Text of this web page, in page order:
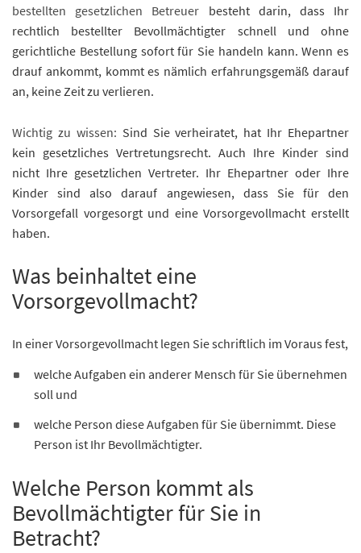
bestellten gesetzlichen Betreuer besteht darin, dass Ihr
rechtlich bestellter Bevollmächtigter schnell und ohne
gerichtliche Bestellung sofort für Sie handeln kann. Wenn es
drauf ankommt, kommt es nämlich erfahrungsgemäß darauf
an, keine Zeit zu verlieren.
Wichtig zu wissen: Sind Sie verheiratet, hat Ihr Ehepartner
kein gesetzliches Vertretungsrecht. Auch Ihre Kinder sind
nicht Ihre gesetzlichen Vertreter. Ihr Ehepartner oder Ihre
Kinder sind also darauf angewiesen, dass Sie für den
Vorsorgefall vorgesorgt und eine Vorsorgevollmacht erstellt
haben.
Was beinhaltet eine
Vorsorgevollmacht?
In einer Vorsorgevollmacht legen Sie schriftlich im Voraus fest,
welche Aufgaben ein anderer Mensch für Sie übernehmen
soll und
welche Person diese Aufgaben für Sie übernimmt. Diese
Person ist Ihr Bevollmächtigter.
Welche Person kommt als
Bevollmächtigter für Sie in
Betracht?